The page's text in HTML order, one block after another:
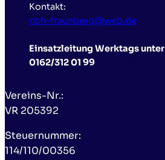
Kontakt:
nbh-fraunberg@web.de
Einsatzleitung Werktags unter
0162/312 01 99
Vereins-Nr.:
VR 205392
Steuernummer:
114/110/00356